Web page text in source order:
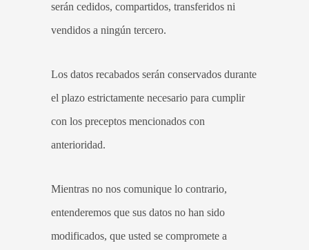
serán cedidos, compartidos, transferidos ni
vendidos a ningún tercero.
Los datos recabados serán conservados durante
el plazo estrictamente necesario para cumplir
con los preceptos mencionados con
anterioridad.
Mientras no nos comunique lo contrario,
entenderemos que sus datos no han sido
modificados, que usted se compromete a